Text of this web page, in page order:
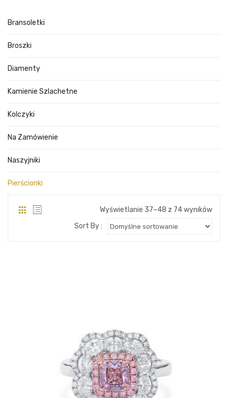
Bransoletki
Broszki
Diamenty
Kamienie Szlachetne
Kolczyki
Na Zamówienie
Naszyjniki
Pierścionki
Wyświetlanie 37–48 z 74 wyników
Sort By :